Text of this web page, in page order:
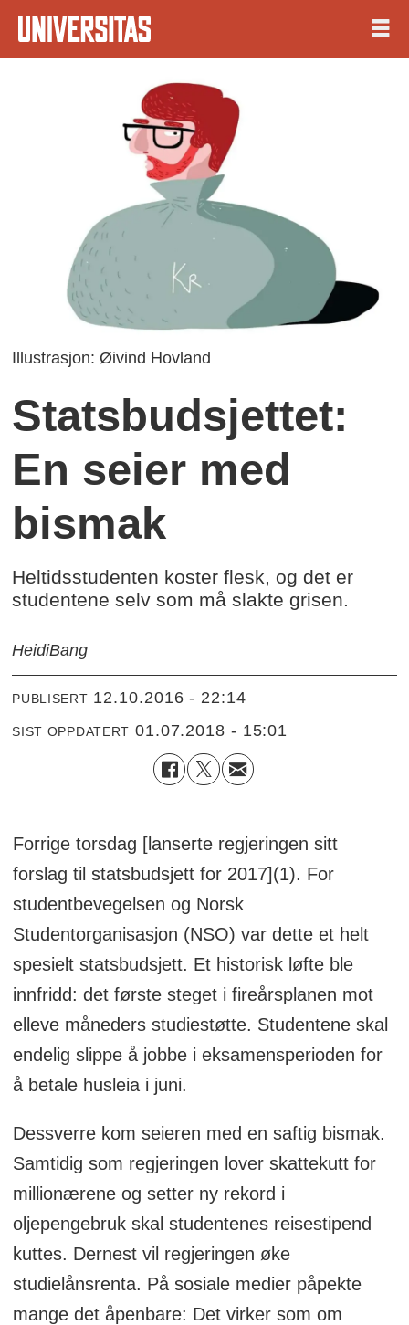
Illustrasjon: Øivind Hovland
Statsbudsjettet:
En seier med
bismak
Heltidsstudenten koster flesk, og det er
studentene selv som må slakte grisen.
HeidiBang
PUBLISERT 12.10.2016 - 22:14
SIST OPPDATERT 01.07.2018 - 15:01
Forrige torsdag [lanserte regjeringen sitt
forslag til statsbudsjett for 2017](1). For
studentbevegelsen og Norsk
Studentorganisasjon (NSO) var dette et helt
spesielt statsbudsjett. Et historisk løfte ble
innfridd: det første steget i fireårsplanen mot
elleve måneders studiestøtte. Studentene skal
endelig slippe å jobbe i eksamensperioden for
å betale husleia i juni.
Dessverre kom seieren med en saftig bismak.
Samtidig som regjeringen lover skattekutt for
millionærene og setter ny rekord i
oljepengebruk skal studentenes reisestipend
kuttes. Dernest vil regjeringen øke
studielånsrenta. På sosiale medier påpekte
mange det åpenbare: Det virker som om